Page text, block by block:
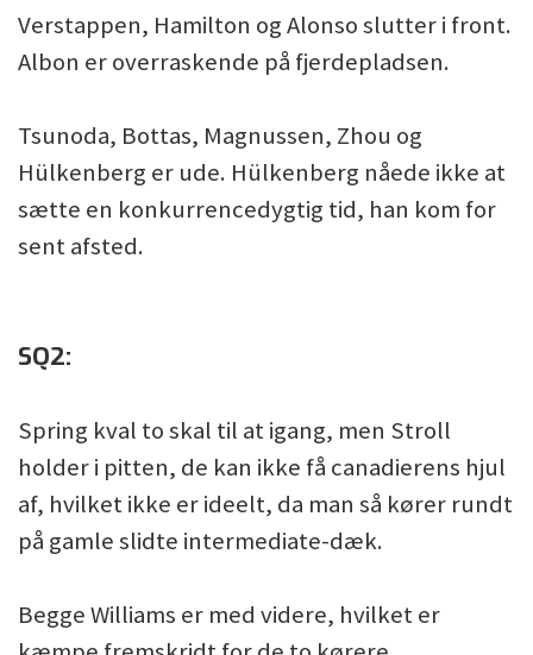
Verstappen, Hamilton og Alonso slutter i front.
Albon er overraskende på fjerdepladsen.
Tsunoda, Bottas, Magnussen, Zhou og
Hülkenberg er ude. Hülkenberg nåede ikke at
sætte en konkurrencedygtig tid, han kom for
sent afsted.
SQ2:
Spring kval to skal til at igang, men Stroll
holder i pitten, de kan ikke få canadierens hjul
af, hvilket ikke er ideelt, da man så kører rundt
på gamle slidte intermediate-dæk.
Begge Williams er med videre, hvilket er